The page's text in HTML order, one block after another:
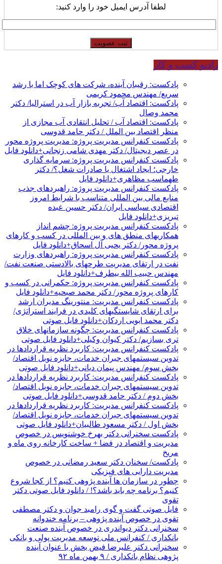
لطفا آدرس ایمیل خود را وارد کنید:
رادیو کسب و کار
پادکست: رقیبان آینده، شرکت های کوچک اما با رشد
سریع/ مهندس محمود کریمی
پادکست: اقتصاد آب/ تجربه بازار آب در استرالیا/ دکتر
محمد وصال
پادکست: اقتصاد آب / تحلیل انتقادی آب مجازی از
منظر اقتصاد بین الملل / دکتر حامد قدوسی
پادکست کنفرانس مدیریت پروژه: مدیریت پروژه محور
در عصر دیجیتال/ دکتر مهدی شامی زنجانی+دانلود فایل
پادکست کنفرانس مدیریت پروژه: سرمایه گذاری
خارجی؛ ایجاد اشتغال یا صادرات شغل؟/ دکتر
طهماسب مظاهری+دانلود فایل
پادکست کنفرانس مدیریت پروژه: راهبردهای جذب
منابع مالی بین المللی متناسب با شرایط امروز
اقتصادی سیاسی ایران/ دکتر حسین عبده
تبریزی+دانلود فایل
پادکست کنفرانس مدیریت پروژه: چشم انداز
همکاریهای منطق های و بین المللی در کسب و کارهای
پروژه محور/ دکتر یحیی آل اسحاق+دانلود فایل
پادکست کنفرانس مدیریت پروژه: راهبردهای وزارت
نفت در ارتقای مدیریت طرحهای بالادستی صنعت نفت/
مهندس حبیب الله بیطرف+دانلود فایل
پادکست کنفرانس مدیریت پروژه: حکمرانی در کسب و
کارهای پروژه محور/ دکتر محمد صبحیه+دانلود فایل
پادکست کنفرانس مدیریت: منتورینگ مدیران ارشد
برای ارتقای شایستگیهای کلیدی در فرایند استراتژی/
دکتر محمد ابویی اردکان+دانلود فایل صوتی
پادکست کنفرانس مدیریت: چگونه سازمانهای خلاق
تری بسازیم/ دکتر کیوان وکیلی+دانلود فایل صوتی
پادکست کنفرانس مدیریت: کاربرد نظریه قراردادها در
تدوین سیستمهای جبران خدمات، جایزه نوبل اقتصاد/
بخش سوم/ مهندس پیمان دیانی+دانلود فایل صوتی
پادکست کنفرانس مدیریت: کاربرد نظریه قراردادها در
تدوین سیستمهای جبران خدمات، جایزه نوبل اقتصاد/
بخش دوم / دکتر حامد قدوسی+دانلود فایل صوتی
پادکست کنفرانس مدیریت: کاربرد نظریه قراردادها در
تدوین سیستمهای جبران خدمات، جایزه نوبل اقتصاد/
بخش اول / دکتر مسعود طالبیان+دانلود فایل صوتی
پادکست سخنرانی دکتر بهرخ خوشنویس در خصوص
مدیریت و اقتصاد در فضا + ساخت کارخانه روی ماه و
مریخ
پادکست/ سخنان دکتر سعید رمضانی در خصوص
مدیریت دارایی های فیزیکی
چطور در سازمان ها آینده پژوهی کنیم؟ از کجا شروع
کنیم؟ برنامه چه باید باشد؟! / دانلود فایل صوتی دکتر
تقوی
فایل صوتی گفت و گوی رامبد جوان و دکتر مصطفی
تقوی در خصوص آینده پژوهی – برنامه خندوانه
سخنرانی دکتر دیواندری در خصوص آینده صنعت
بانکداری / کنفرانس ملی توسعه مدیریت پولی و بانکی
سخنرانی دکتر علیرضا فیض بخش با عنوان آینده
پژوهی نظام بانکداری / ۹ بهمن ماه ۹۲